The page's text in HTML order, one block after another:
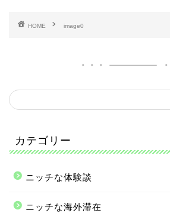
HOME image0
カテゴリー
ニッチな体験談
ニッチな海外滞在